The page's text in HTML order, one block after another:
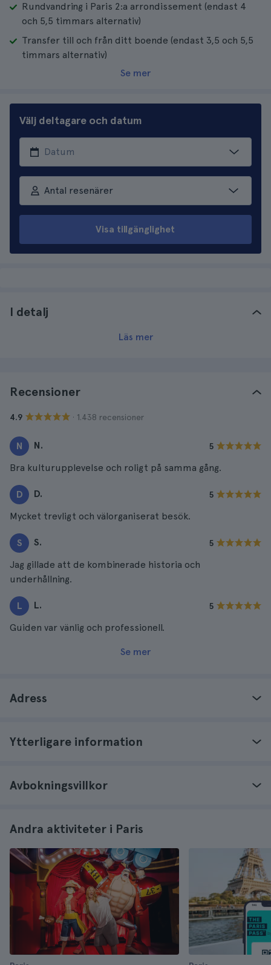
Rundvandring i Paris 2:a arrondissement (endast 4
och 5,5 timmars alternativ)
Transfer till och från ditt boende (endast 3,5 och 5,5
timmars alternativ)
Se mer
Välj deltagare och datum
Antal resenärer
Visa tillgänglighet
I detalj
Läs mer
Recensioner
4.9 · 1.438 recensioner
N N. 5
Bra kulturupplevelse och roligt på samma gång.
D D. 5
Mycket trevligt och välorganiserat besök.
S S. 5
Jag gillade att de kombinerade historia och
underhållning.
L L. 5
Guiden var vänlig och professionell.
Se mer
Adress
Ytterligare information
Avbokningsvillkor
Andra aktiviteter i Paris